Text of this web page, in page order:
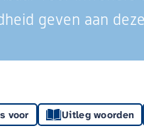
geven aan
voor Uitleg woorden